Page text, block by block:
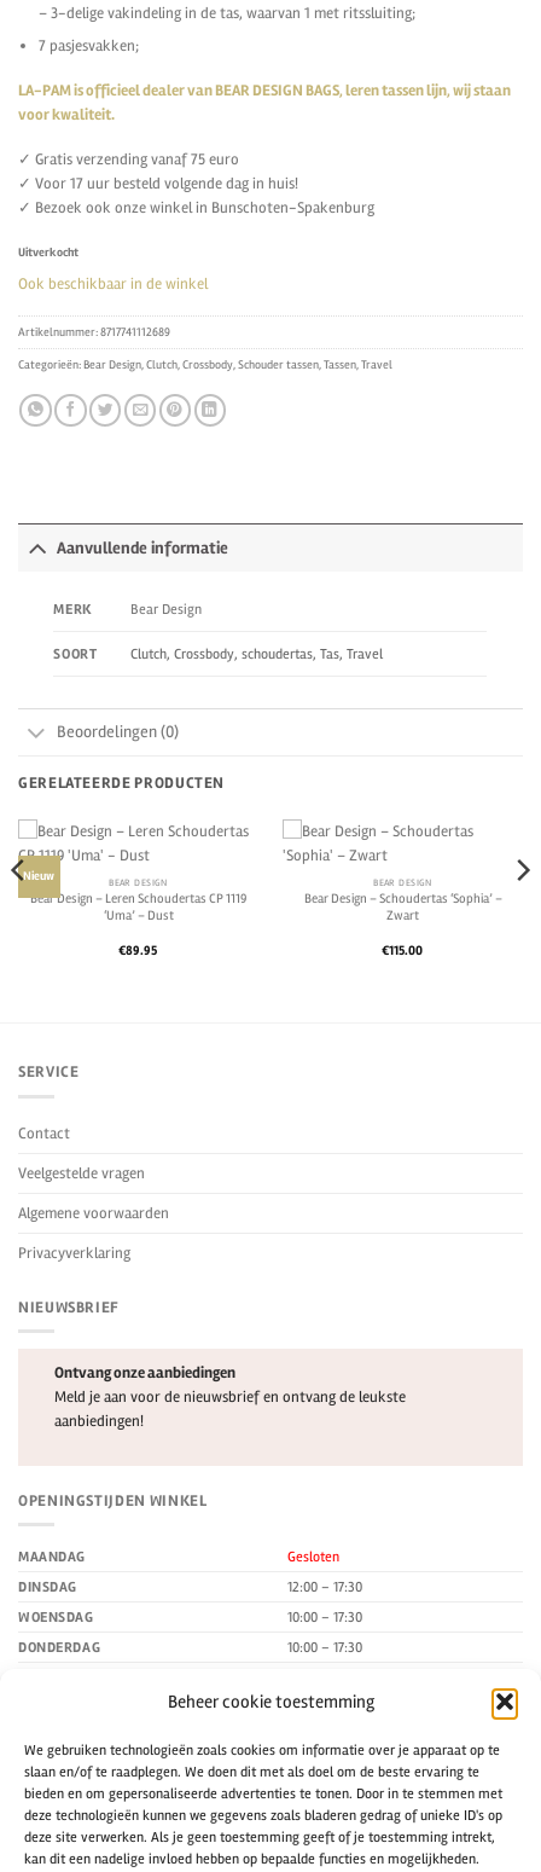
Beheer cookie toestemming
We gebruiken technologieën zoals cookies om informatie over je apparaat op te
slaan en/of te raadplegen. We doen dit met als doel om de beste ervaring te
bieden en om gepersonaliseerde advertenties te tonen. Door in te stemmen met
deze technologieën kunnen we gegevens zoals bladeren gedrag of unieke ID's op
deze site verwerken. Als je geen toestemming geeft of je toestemming intrekt,
kan dit een nadelige invloed hebben op bepaalde functies en mogelijkheden.
– 3-delige vakindeling in de tas, waarvan 1 met ritssluiting;
7 pasjesvakken;
LA-PAM is officieel dealer van BEAR DESIGN BAGS, leren tassen lijn, wij staan
voor kwaliteit.
✓ Gratis verzending vanaf 75 euro
✓ Voor 17 uur besteld volgende dag in huis!
✓ Bezoek ook onze winkel in Bunschoten-Spakenburg
Uitverkocht
Ook beschikbaar in de winkel
Artikelnummer:8717741112689
Categorieën:Bear Design,Clutch,Crossbody,Schouder tassen,Tassen,Travel
Aanvullende informatie
MERK Bear Design
SOORT Clutch, Crossbody, schoudertas, Tas, Travel
Beoordelingen (0)
GERELATEERDE PRODUCTEN
Nieuw BEAR DESIGN
Bear Design – Leren Schoudertas CP 1119
‘Uma’ – Dust
€89.95
BEAR DESIGN
Bear Design – Schoudertas ‘Sophia’ –
Zwart
€115.00
SERVICE
Contact
Veelgestelde vragen
Algemene voorwaarden
Privacyverklaring
NIEUWSBRIEF
Ontvang onze aanbiedingen
Meld je aan voor de nieuwsbrief en ontvang de leukste
aanbiedingen!
OPENINGSTIJDEN WINKEL
MAANDAG
Gesloten
DINSDAG
12:00 – 17:30
WOENSDAG
10:00 – 17:30
DONDERDAG
10:00 – 17:30
10:00 – 17:00
CONTACTGEGEVENS
La-Pam